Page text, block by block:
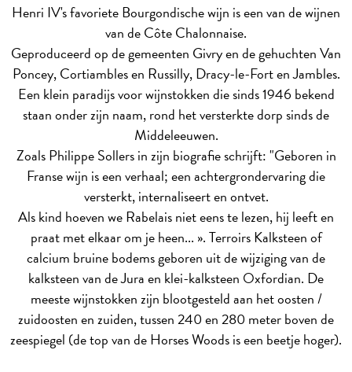
Henri IV's favoriete Bourgondische wijn is een van de wijnen
van de Côte Chalonnaise.
Geproduceerd op de gemeenten Givry en de gehuchten Van
Poncey, Cortiambles en Russilly, Dracy-le-Fort en Jambles.
Een klein paradijs voor wijnstokken die sinds 1946 bekend
staan onder zijn naam, rond het versterkte dorp sinds de
Middeleeuwen.
Zoals Philippe Sollers in zijn biografie schrijft: "Geboren in
Franse wijn is een verhaal; een achtergrondervaring die
versterkt, internaliseert en ontvet.
Als kind hoeven we Rabelais niet eens te lezen, hij leeft en
praat met elkaar om je heen... ».TerroirsKalksteen of
calcium bruine bodems geboren uit de wijziging van de
kalksteen van de Jura en klei-kalksteen Oxfordian. De
meeste wijnstokken zijn blootgesteld aan het oosten /
zuidoosten en zuiden, tussen 240 en 280 meter boven de
zeespiegel (de top van de Horses Woods is een beetje hoger).